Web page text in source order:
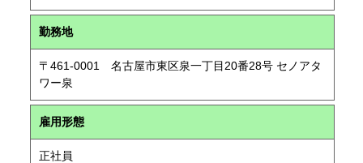
勤務地
〒461-0001 名古屋市東区泉一丁目20番28号 セノアタ
ワー泉
雇用形態
正社員